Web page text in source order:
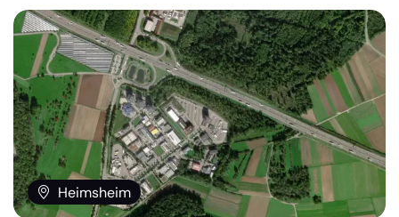
Heimsheim